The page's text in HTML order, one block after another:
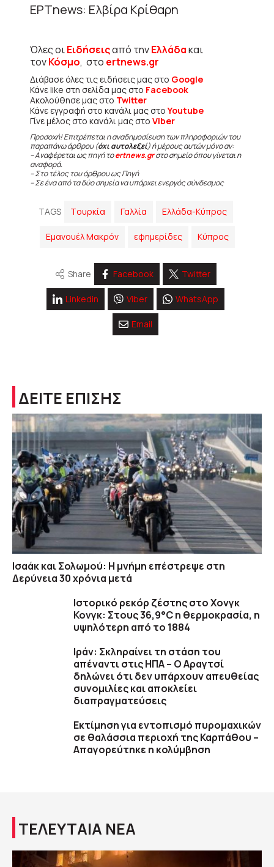
ΕΡΤnews: Ελβίρα Κρίθαρη
Όλες οιΕιδήσειςαπό τηνΕλλάδακαι
τονΚόσμο, στο ertnews.gr
Διάβασε όλες τις ειδήσεις μας στο Google
Κάνε like στη σελίδα μας στο Facebook
Ακολούθησε μας στο Twitter
Κάνε εγγραφή στο κανάλι μας στοYoutube
Γίνε μέλος στο κανάλι μας στο Viber
Προσοχή! Επιτρέπεται η αναδημοσίευση των πληροφοριών του
παραπάνω άρθρου (όχι αυτολεξεί) ή μέρους αυτών μόνο αν:
– Αναφέρεται ως πηγή τοertnews.grστο σημείο όπου γίνεται η
αναφορά.
– Στο τέλος του άρθρου ως Πηγή
– Σε ένα από τα δύο σημεία να υπάρχει ενεργός σύνδεσμος
TAGS Tουρκία Γαλλία Ελλάδα-Κύπρος
Εμανουέλ Μακρόν εφημερίδες Κύπρος
Share Facebook Twitter
Linkedin Viber WhatsApp
Email
ΔΕΙΤΕ ΕΠΙΣΗΣ
Ισαάκ και Σολωμού: Η μνήμη επέστρεψε στη
Δερύνεια 30 χρόνια μετά
Ιστορικό ρεκόρ ζέστης στο Χονγκ
Κονγκ: Στους 36,9°C η θερμοκρασία, η
υψηλότερη από το 1884
Ιράν: Σκληραίνει τη στάση του
απέναντι στις ΗΠΑ – Ο Αραγτσί
δηλώνει ότι δεν υπάρχουν απευθείας
συνομιλίες και αποκλείει
διαπραγματεύσεις
Εκτίμηση για εντοπισμό πυρομαχικών
σε θαλάσσια περιοχή της Καρπάθου –
Απαγορεύτηκε η κολύμβηση
ΤΕΛΕΥΤΑΙΑ ΝΕΑ